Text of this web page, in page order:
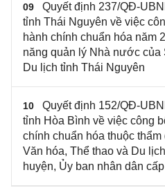
09
Quyết định 237/QĐ-
tỉnh Thái Nguyên về việc
hành chính chuẩn hóa năm
năng quản lý Nhà nước của
Du lịch tỉnh Thái Nguyên
10
Quyết định 152/QĐ-
tỉnh Hòa Bình về việc công
chính chuẩn hóa thuộc
Văn hóa, Thể thao và Du
huyện, Ủy ban nhân dân